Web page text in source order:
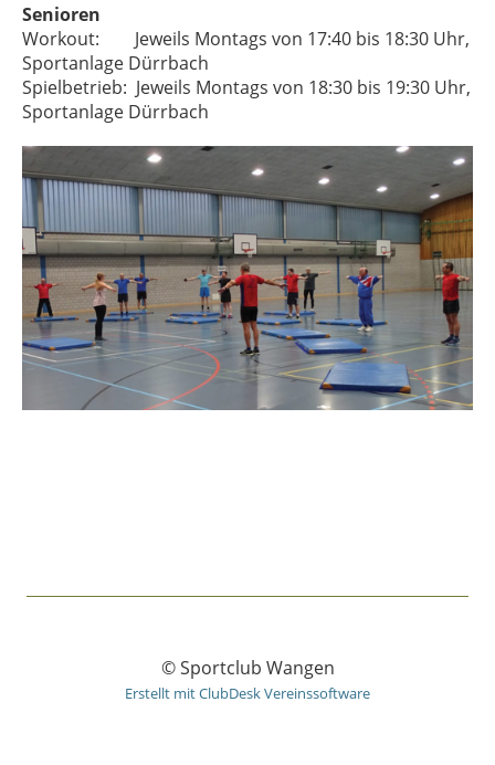
Senioren
Workout: Jeweils Montags von 17:40 bis 18:30 Uhr,
Sportanlage Dürrbach
Spielbetrieb: Jeweils Montags von 18:30 bis 19:30 Uhr,
Sportanlage Dürrbach
© Sportclub Wangen
Erstellt mit ClubDesk Vereinssoftware